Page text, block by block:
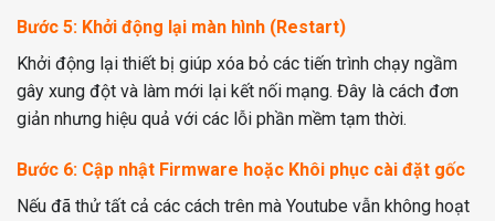
Bước 5: Khởi động lại màn hình (Restart)
Khởi động lại thiết bị giúp xóa bỏ các tiến trình chạy ngầm
gây xung đột và làm mới lại kết nối mạng. Đây là cách đơn
giản nhưng hiệu quả với các lỗi phần mềm tạm thời.
Bước 6: Cập nhật Firmware hoặc Khôi phục cài đặt gốc
Nếu đã thử tất cả các cách trên mà Youtube vẫn không hoạt